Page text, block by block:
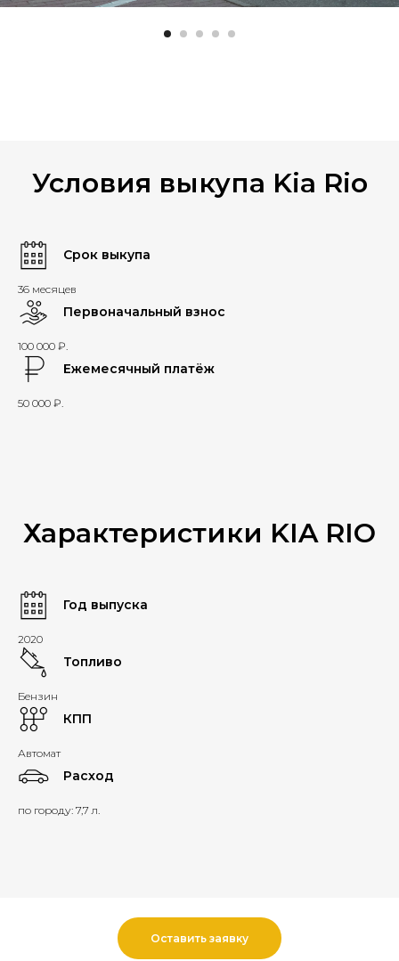
Условия выкупа Kia Rio
Срок выкупа
36 месяцев
Первоначальный взнос
100 000 ₽.
Ежемесячный платёж
50 000 ₽.
Характеристики KIA RIO
Год выпуска
2020
Топливо
Бензин
КПП
Автомат
Расход
по городу: 7,7 л.
Оставить заявку